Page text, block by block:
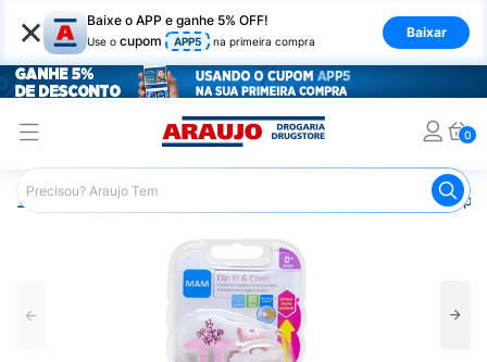
× Baixe o APP e ganhe 5% OFF!
Use o cupom APP5 na primeira compra
Baixar
0
Araujo Infantil Protetor de